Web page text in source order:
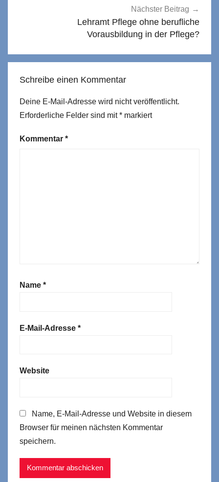
Nächster Beitrag
Lehramt Pflege ohne berufliche
Vorausbildung in der Pflege?
Schreibe einen Kommentar
Deine E-Mail-Adresse wird nicht veröffentlicht.
Erforderliche Felder sind mit* markiert
Kommentar *
Name *
E-Mail-Adresse *
Website
Name, E-Mail-Adresse und Website in diesem
Browser für meinen nächsten Kommentar
speichern.